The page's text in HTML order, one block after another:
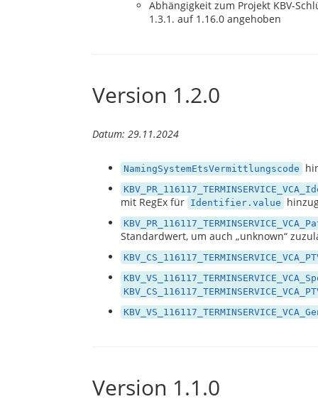
Abhängigkeit zum Projekt KBV-
1.3.1. auf 1.16.0 angehoben
Version 1.2.0
Datum: 29.11.2024
NamingSystemEtsVermittlungscode
mit RegEx für Identifier.value
Standardwert, um auch unknown
Version 1.1.0